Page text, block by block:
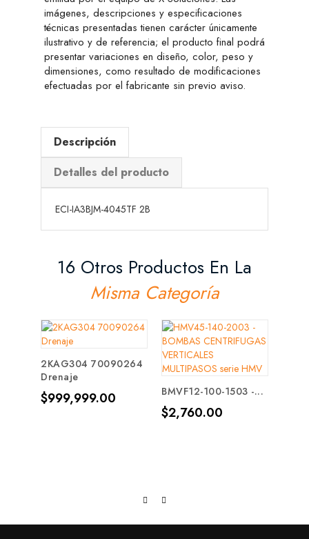
imágenes, descripciones y especificaciones
técnicas presentadas tienen carácter únicamente
ilustrativo y de referencia; el producto final podrá
presentar variaciones en diseño, color, peso y
dimensiones, como resultado de modificaciones
efectuadas por el fabricante sin previo aviso.
Descripción
Detalles del producto
ECI-IA3BJM-4045TF 2B
16 Otros Productos En La
Misma Categoría
2KAG304 70090264
Drenaje
Precio
$999,999.00 BMVF12-100-1503 -...
Precio
$2,760.00